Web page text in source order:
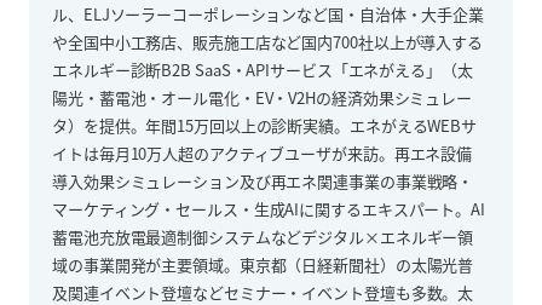
ル、ELJソーラーコーポレーションなど国・自治体・大手企業
や全国中小工務店、販売施工店など国内700社以上が導入する
エネルギー診断B2B SaaS・APIサービス「エネがえる」（太
陽光・蓄電池・オール電化・EV・V2Hの経済効果シミュレー
タ）を提供。年間15万回以上の診断実績。エネがえるWEBサ
イトは毎月10万人超のアクティブユーザが来訪。再エネ設備
導入効果シミュレーション及び再エネ関連事業の事業戦略・
マーケティング・セールス・生成AIに関するエキスパート。AI
蓄電池充放電最適制御システムなどデジタル×エネルギー領
域の事業開発が主要領域。東京都（日経新聞社）の太陽光普
及関連イベント登壇などセミナー・イベント登壇も多数。太